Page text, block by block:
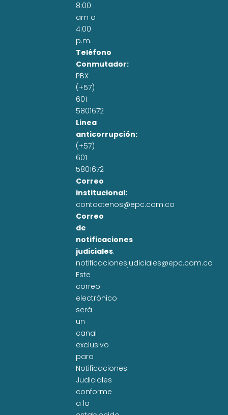
8:00
am a
4:00
p.m.
Teléfono
Conmutador:
PBX
(+57)
601
5801672
Linea
anticorrupción:
(+57)
601
5801672
Correo
institucional:
contactenos@epc.com.co
Correo
de
notificaciones
judiciales:
notificacionesjudiciales@epc.com.co
Este
correo
electrónico
será
un
canal
exclusivo
para
Notificaciones
Judiciales
conforme
a lo